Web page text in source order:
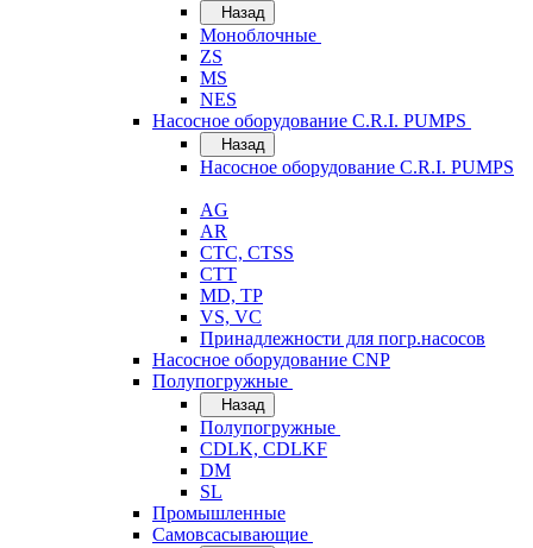
Назад
Моноблочные
ZS
MS
NES
Насосное оборудование C.R.I. PUMPS
Назад
Насосное оборудование C.R.I. PUMPS
AG
AR
CTC, CTSS
CTT
MD, TP
VS, VC
Принадлежности для погр.насосов
Насосное оборудование CNP
Полупогружные
Назад
Полупогружные
CDLK, CDLKF
DM
SL
Промышленные
Самовсасывающие